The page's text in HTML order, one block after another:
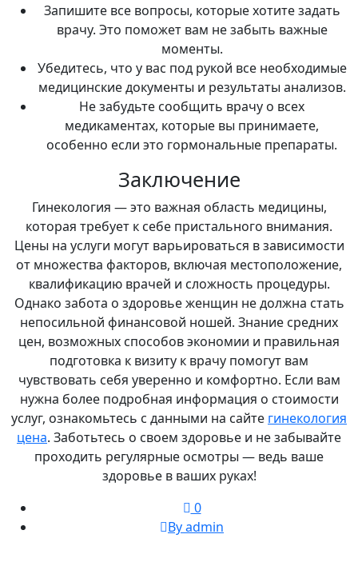
Запишите все вопросы, которые хотите задать
врачу. Это поможет вам не забыть важные
моменты.
Убедитесь, что у вас под рукой все необходимые
медицинские документы и результаты анализов.
Не забудьте сообщить врачу о всех
медикаментах, которые вы принимаете,
особенно если это гормональные препараты.
Заключение
Гинекология — это важная область медицины,
которая требует к себе пристального внимания.
Цены на услуги могут варьироваться в зависимости
от множества факторов, включая местоположение,
квалификацию врачей и сложность процедуры.
Однако забота о здоровье женщин не должна стать
непосильной финансовой ношей. Знание средних
цен, возможных способов экономии и правильная
подготовка к визиту к врачу помогут вам
чувствовать себя уверенно и комфортно. Если вам
нужна более подробная информация о стоимости
услуг, ознакомьтесь с данными на сайте гинекология
цена. Заботьтесь о своем здоровье и не забывайте
проходить регулярные осмотры — ведь ваше
здоровье в ваших руках!
0
By admin